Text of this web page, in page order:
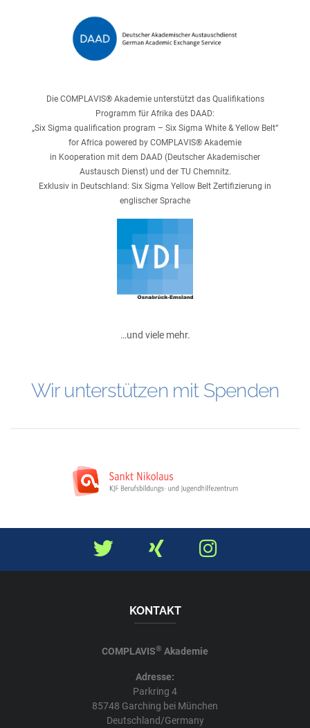
Die COMPLAVIS® Akademie unterstützt das Qualifikations
Programm für Afrika des DAAD:
„Six Sigma qualification program – Six Sigma White & Yellow Belt“
for Africa powered by COMPLAVIS® Akademie
in Kooperation mit dem DAAD (Deutscher Akademischer
Austausch Dienst) und der TU Chemnitz.
Exklusiv in Deutschland: Six Sigma Yellow Belt Zertifizierung in
englischer Sprache
…und viele mehr.
Wir unterstützen mit Spenden
KONTAKT
COMPLAVIS® Akademie
Adresse:
Parkring 4
85748 Garching bei München
Deutschland/Germany